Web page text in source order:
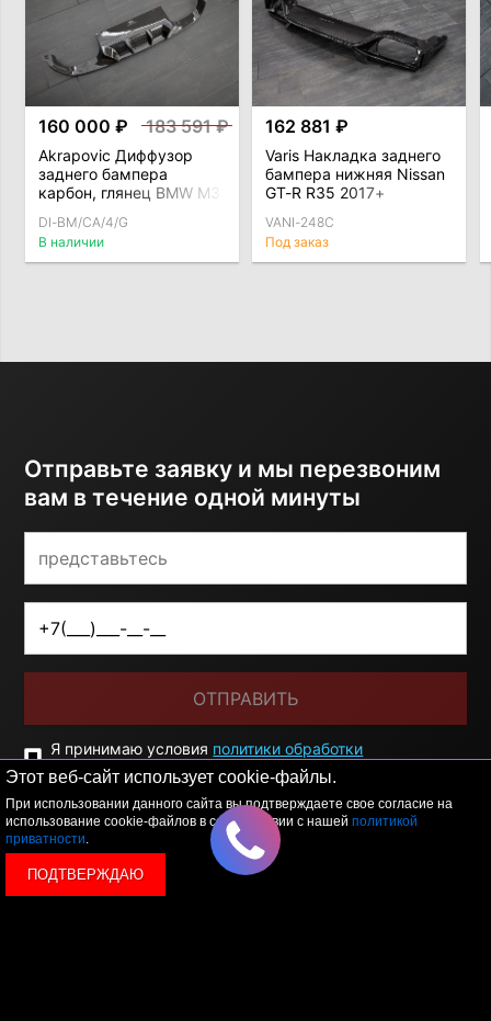
Этот веб-сайт использует cookie-файлы.
При использовании данного сайта вы подтверждаете свое согласие на
использование cookie-файлов в соответствии с нашей политикой
приватности.
ПОДТВЕРЖДАЮ
160 000 ₽ 183 591 ₽
Akrapovic Диффузор
заднего бампера
карбон, глянец BMW M3
DI-BM/CA/4/G
В наличии
162 881 ₽
Varis Накладка заднего
бампера нижняя Nissan
GT-R R35 2017+
VANI-248C
Под заказ
Отправьте заявку и мы перезвоним
вам в течение одной минуты
ОТПРАВИТЬ
Я принимаю условия политики обработки
персональных данных